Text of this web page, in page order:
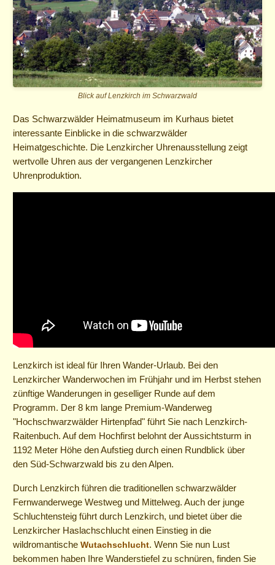
Blick auf Lenzkirch im Schwarzwald
Das Schwarzwälder Heimatmuseum im Kurhaus bietet
interessante Einblicke in die schwarzwälder
Heimatgeschichte. Die Lenzkircher Uhrenausstellung zeigt
wertvolle Uhren aus der vergangenen Lenzkircher
Uhrenproduktion.
Lenzkirch ist ideal für Ihren Wander-Urlaub. Bei den
Lenzkircher Wanderwochen im Frühjahr und im Herbst stehen
zünftige Wanderungen in geselliger Runde auf dem
Programm. Der 8 km lange Premium-Wanderweg
"Hochschwarzwälder Hirtenpfad" führt Sie nach Lenzkirch-
Raitenbuch. Auf dem Hochfirst belohnt der Aussichtsturm in
1192 Meter Höhe den Aufstieg durch einen Rundblick über
den Süd-Schwarzwald bis zu den Alpen.
Durch Lenzkirch führen die traditionellen schwarzwälder
Fernwanderwege Westweg und Mittelweg. Auch der junge
Schluchtensteig führt durch Lenzkirch, und bietet über die
Lenzkircher Haslachschlucht einen Einstieg in die
wildromantischeWutachschlucht. Wenn Sie nun Lust
bekommen haben Ihre Wanderstiefel zu schnüren, finden Sie